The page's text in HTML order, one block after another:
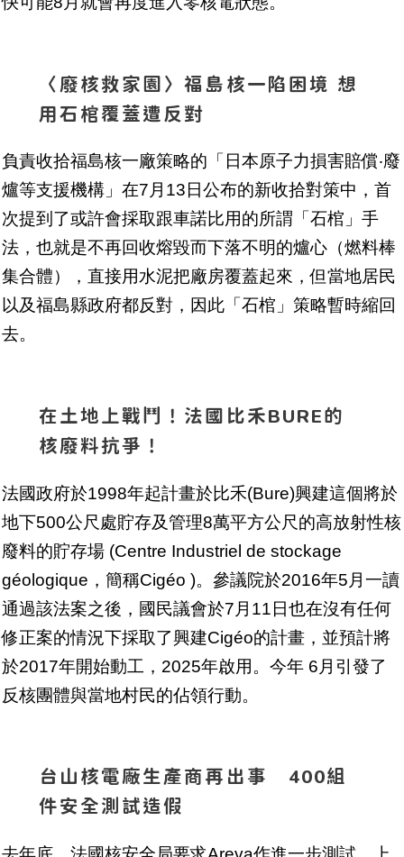
〈廢核救家園〉福島核一陷困境 想
用石棺覆蓋遭反對
負責收拾福島核一廠策略的「日本原子力損害賠償‧廢
爐等支援機構」在7月13日公布的新收拾對策中，首
次提到了或許會採取跟車諾比用的所謂「石棺」手
法，也就是不再回收熔毀而下落不明的爐心（燃料棒
集合體），直接用水泥把廠房覆蓋起來，但當地居民
以及福島縣政府都反對，因此「石棺」策略暫時縮回
去。
在土地上戰鬥！法國比禾BURE的
核廢料抗爭！
法國政府於1998年起計畫於比禾(Bure)興建這個將於
地下500公尺處貯存及管理8萬平方公尺的高放射性核
廢料的貯存場 (Centre Industriel de stockage
géologique，簡稱Cigéo )。參議院於2016年5月一讀
通過該法案之後，國民議會於7月11日也在沒有任何
修正案的情況下採取了興建Cigéo的計畫，並預計將
於2017年開始動工，2025年啟用。今年 6月引發了
反核團體與當地村民的佔領行動。
台山核電廠生產商再出事 400組
件安全測試造假